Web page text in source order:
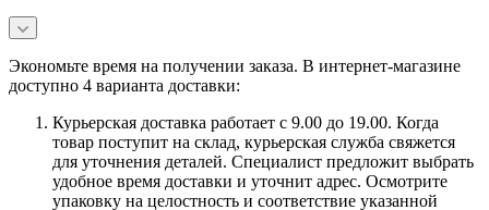
Экономьте время на получении заказа. В интернет-магазине
доступно 4 варианта доставки:
Курьерская доставка работает с 9.00 до 19.00. Когда
товар поступит на склад, курьерская служба свяжется
для уточнения деталей. Специалист предложит выбрать
удобное время доставки и уточнит адрес. Осмотрите
упаковку на целостность и соответствие указанной